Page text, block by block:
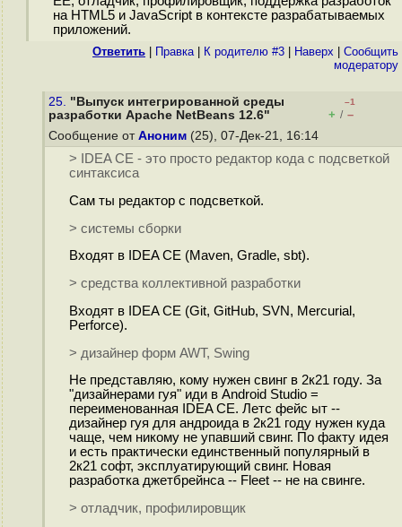
на HTML5 и JavaScript в контексте разрабатываемых
приложений.
Ответить Правка| К родителю #3 Наверх
Cообщить
модератору
25. "Выпуск интегрированной среды
разработки Apache NetBeans 12.6"
–1
+ / –
Сообщение от Аноним (25), 07-Дек-21, 16:14
> IDEA CE - это просто редактор кода с подсветкой
синтаксиса
Сам ты редактор с подсветкой.
> системы сборки
Входят в IDEA CE (Maven, Gradle, sbt).
> средства коллективной разработки
Входят в IDEA CE (Git, GitHub, SVN, Mercurial,
Perforce).
> дизайнер форм AWT, Swing
Не представляю, кому нужен свинг в 2к21 году. За
"дизайнерами гуя" иди в Android Studio =
переименованная IDEA CE. Летс фейс ыт --
дизайнер гуя для андроида в 2к21 году нужен куда
чаще, чем никому не упавший свинг. По факту идея
и есть практически единственный популярный в
2к21 софт, эксплуатирующий свинг. Новая
разработка джетбрейнса -- Fleet -- не на свинге.
> отладчик, профилировщик